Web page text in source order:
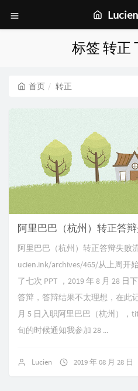
标签 转正
首页 转正
阿里巴巴（杭州）转正答
阿里巴巴（杭州）转正答辩失败
ucien.ink/archives/465/从上周开
了七次 PPT ，2019 年 8 月 28 日
答辩，答辩结果不太理想，在此
月 5 日入职阿里巴巴（杭州），
旬的时候通知我参加 28 ...
Lucien 2019 年 08 月 28 日